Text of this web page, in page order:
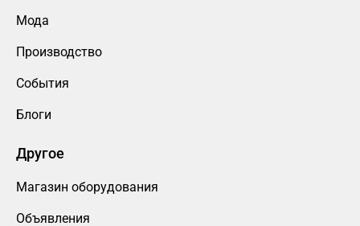
Мода
Производство
События
Блоги
Другое
Магазин оборудования
Объявления